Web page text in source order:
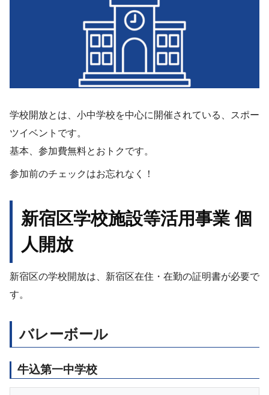
学校開放とは、小中学校を中心に開催されている、スポー
ツイベントです。
基本、参加費無料とおトクです。
参加前のチェックはお忘れなく！
新宿区学校施設等活用事業 個
人開放
新宿区の学校開放は、新宿区在住・在勤の証明書が必要で
す。
バレーボール
牛込第一中学校